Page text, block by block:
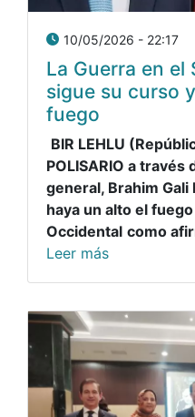
10/05/2026 - 22:17
La Guerra en el
sigue su curso
fuego
BIR LEHLU
POLISARIO a
general, Brahim
haya un alto el
Occidental como
Leer más